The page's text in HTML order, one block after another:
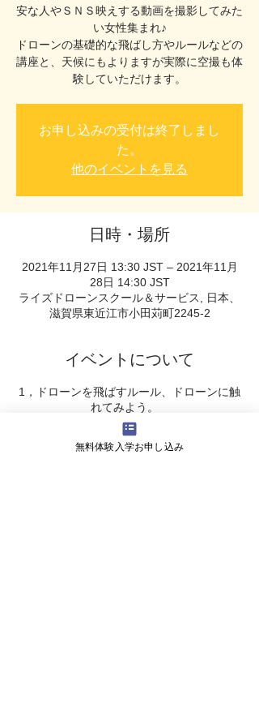
安な人やＳＮＳ映えする動画を撮影してみた
い女性集まれ♪
ドローンの基礎的な飛ばし方やルールなどの
講座と、天候にもよりますが実際に空撮も体
験していただけます。
お申し込みの受付は終了しまし
た。
他のイベントを見る
日時・場所
2021年11月27日 13:30 JST – 2021年11月
28日 14:30 JST
ライズドローンスクール＆サービス, 日本、
滋賀県東近江市小田苅町2245-2
イベントについて
1，ドローンを飛ばすルール、ドローンに触
れてみよう。
2，外で実際に飛ばしてみよう
3，ドローンで自分を撮ってみよう
無料体験入学お申し込み